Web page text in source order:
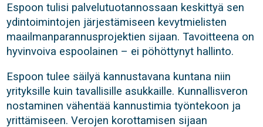
Espoon tulisi palvelutuotannossaan keskittyä sen
ydintoimintojen järjestämiseen kevytmielisten
maailmanparannusprojektien sijaan. Tavoitteena on
hyvinvoiva espoolainen – ei pöhöttynyt hallinto.
Espoon tulee säilyä kannustavana kuntana niin
yrityksille kuin tavallisille asukkaille. Kunnallisveron
nostaminen vähentää kannustimia työntekoon ja
yrittämiseen. Verojen korottamisen sijaan